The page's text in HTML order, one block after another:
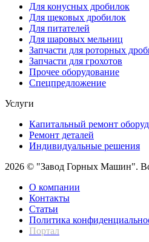
Для конусных дробилок
Для щековых дробилок
Для питателей
Для шаровых мельниц
Запчасти для роторных
Запчасти для грохотов
Прочее оборудование
Спецпредложение
Услуги
Капитальный ремонт
Ремонт деталей
Индивидуальные решения
2026 © "Завод Горных Машин".
О компании
Контакты
Статьи
Политика
Портал